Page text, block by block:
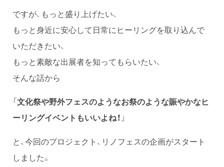
ですが、もっと盛り上げたい、
もっと身近に安心して日常にヒーリングを取り込んで
いただきたい、
もっと素敵な出展者を知ってもらいたい、
そんな話から
「文化祭や野外フェスのようなお祭のような賑やかなヒ
ーリングイベントもいいよね！ 」
と、今回のプロジェクト、リノフェスの企画がスタート
しました。